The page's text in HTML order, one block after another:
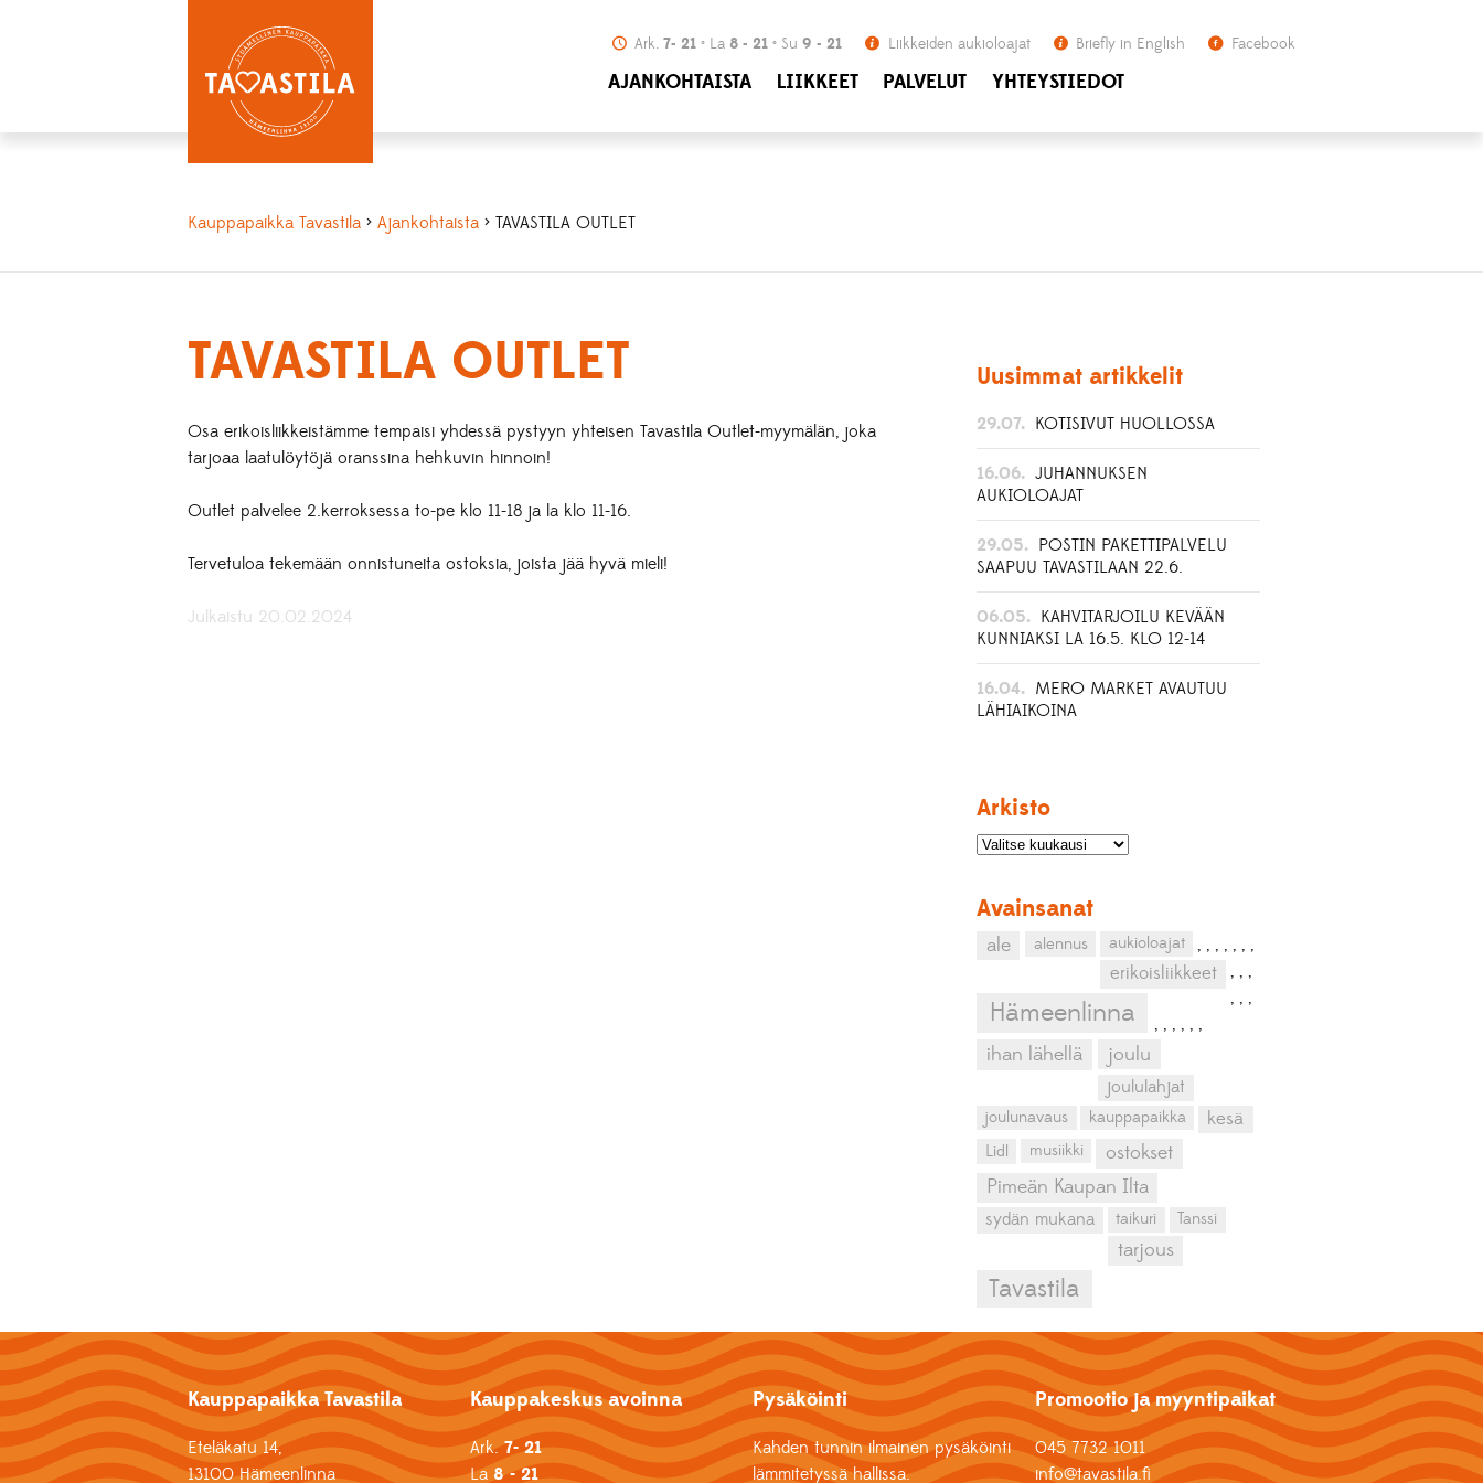
Ark. 7- 21 La 8 - 21 Su 9 - 21 Liikkeiden aukioloajat Briefly in English Facebook
AJANKOHTAISTA LIIKKEET PALVELUT YHTEYSTIEDOT
Kauppapaikka Tavastila >Ajankohtaista > TAVASTILA OUTLET
TAVASTILA OUTLET
Osa erikoisliikkeistämme tempaisi yhdessä pystyyn yhteisen Tavastila Outlet-myymälän, joka
tarjoaa laatulöytöjä oranssina hehkuvin hinnoin!
Outlet palvelee 2.kerroksessa to-pe klo 11-18 ja la klo 11-16.
Tervetuloa tekemään onnistuneita ostoksia, joista jää hyvä mieli!
Julkaistu 20.02.2024
Uusimmat artikkelit
29.07. KOTISIVUT HUOLLOSSA
16.06. JUHANNUKSEN
AUKIOLOAJAT
29.05. POSTIN PAKETTIPALVELU
SAAPUU TAVASTILAAN 22.6.
06.05. KAHVITARJOILU KEVÄÄN
KUNNIAKSI LA 16.5. KLO 12-14
16.04. MERO MARKET AVAUTUU
LÄHIAIKOINA
Arkisto
Avainsanat
ale ,
alennus ,
aukioloajat ,
erikoisliikkeet
,
Hämeenlinna
,
ihan lähellä
,
joulu
,
joululahjat
,
joulunavaus
,
kauppapaikka
,
kesä
,
Lidl
,
musiikki
,
ostokset
,
Pimeän Kaupan Ilta
,
sydän mukana
,
taikuri
,
Tanssi
,
tarjous
,
Tavastila
Kauppapaikka Tavastila
Eteläkatu 14,
13100 Hämeenlinna
Kauppakeskus avoinna
Ark.7- 21
La 8 - 21
Pysäköinti
Kahden tunnin ilmainen pysäköinti
lämmitetyssä hallissa.
Promootio ja myyntipaikat
045 7732 1011
info@tavastila.fi